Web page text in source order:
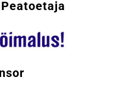
Peatoetaja